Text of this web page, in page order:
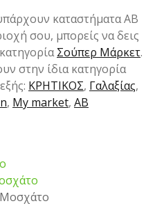
καταστήματα ΑΒ
σου, μπορείς να δεις
Σούπερ Μάρκετ.
στην ίδια κατηγορία
ΚΡΗΤΙΚΟΣ, Γαλαξίας,
, My market, ΑΒ